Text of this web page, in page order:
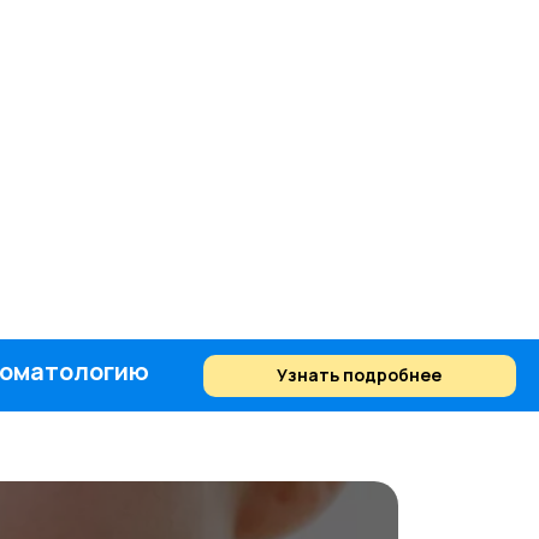
Узнать подробнее